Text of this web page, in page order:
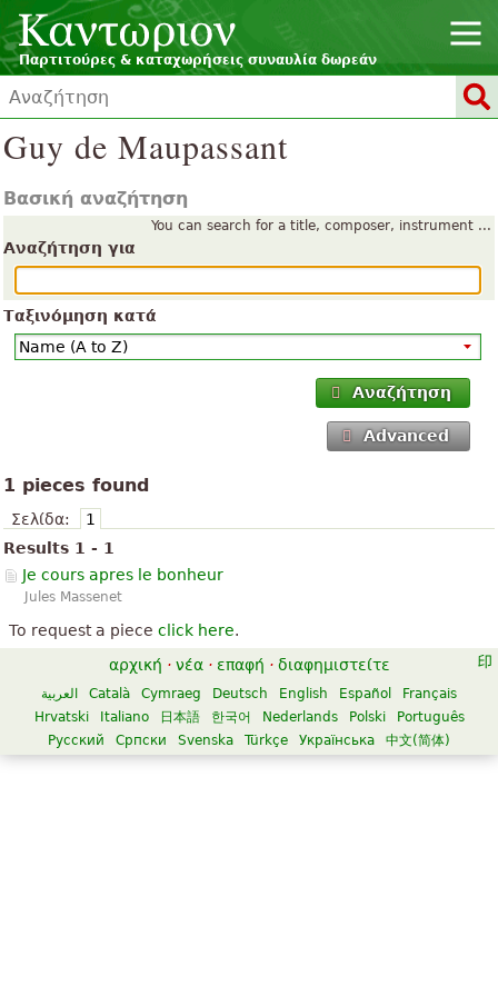
Παρτιτούρες & καταχωρήσεις συναυλία δωρεάν
Guy de Maupassant
Βασική αναζήτηση
You can search for a title, composer, instrument ...
Αναζήτηση για
Ταξινόμηση κατά
Αναζήτηση
Advanced
1 pieces found
Σελίδα:
1
Results 1 - 1
Je cours apres le bonheur
Jules Massenet
To request a piece click here.
αρχική · νέα · επαφή · διαφημιστείτε
العربية Català Cymraeg Deutsch English Español
Français
Hrvatski
Italiano 日本語 한국어 Nederlands Polski
Português
Русский
Српски Svenska Türkçe Українська 中文(简体)